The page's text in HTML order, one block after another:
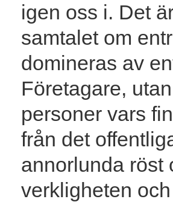
igen oss i. Det
samtalet om
domineras av
Företagare,
personer vars
från det
annorlunda röst
verkligheten